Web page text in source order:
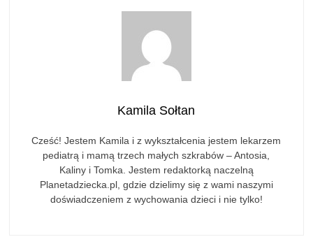
Kamila Sołtan
Cześć! Jestem Kamila i z wykształcenia jestem lekarzem
pediatrą i mamą trzech małych szkrabów – Antosia,
Kaliny i Tomka. Jestem redaktorką naczelną
Planetadziecka.pl, gdzie dzielimy się z wami naszymi
doświadczeniem z wychowania dzieci i nie tylko!